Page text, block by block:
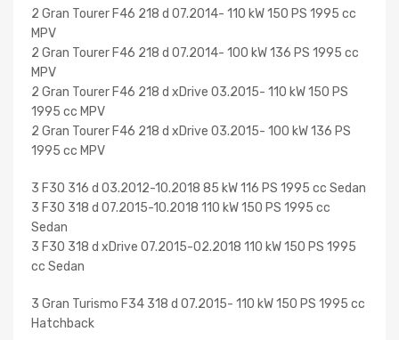
2 Gran Tourer F46 218 d 07.2014- 110 kW 150 PS 1995 cc
MPV
2 Gran Tourer F46 218 d 07.2014- 100 kW 136 PS 1995 cc
MPV
2 Gran Tourer F46 218 d xDrive 03.2015- 110 kW 150 PS
1995 cc MPV
2 Gran Tourer F46 218 d xDrive 03.2015- 100 kW 136 PS
1995 cc MPV
3 F30 316 d 03.2012-10.2018 85 kW 116 PS 1995 cc Sedan
3 F30 318 d 07.2015-10.2018 110 kW 150 PS 1995 cc
Sedan
3 F30 318 d xDrive 07.2015-02.2018 110 kW 150 PS 1995
cc Sedan
3 Gran Turismo F34 318 d 07.2015- 110 kW 150 PS 1995 cc
Hatchback